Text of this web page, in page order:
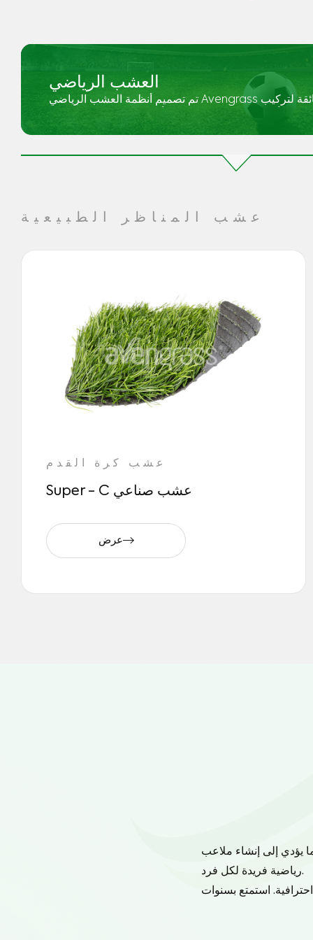
العشب الرياضي
تم تصميم أنظمة العشب الرياضي Avengrass بجودة مواد فائقة لتركيب
الرياضية العشبية الأخرى. 00902126781313
عشب المناظر الطبيعية
عشب كرة القدم
Super - C عشب صناعي
عرض
بما في ذلك كرة
يمكنه استيعاب مجموعة